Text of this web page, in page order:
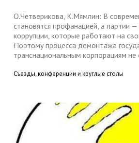
О.Четверикова, К.Мямлин: В
становятся профанацией, а партии
коррупции, которые работают на
Поэтому процесса демонтажа
транснациональным корпорациям не
Съезды, конференции и круглые столы